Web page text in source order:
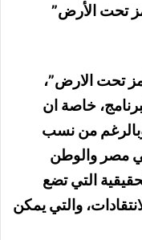
تحت الأرض”
تحت الارض”،
خاصة ان
وبالرغم من نسب
في مصر والوطن
التي تضع
والتي يمكن